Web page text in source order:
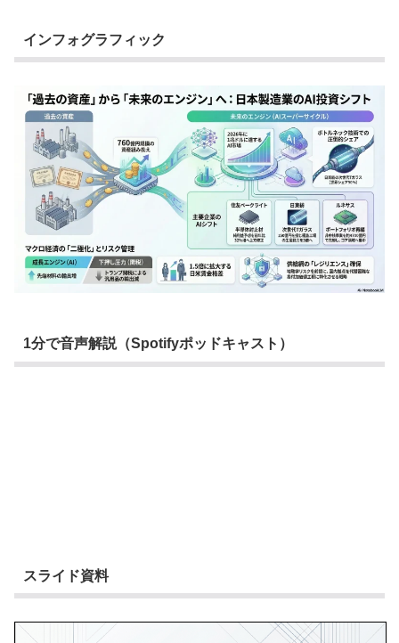
インフォグラフィック
1分で音声解説（Spotifyポッドキャスト）
スライド資料